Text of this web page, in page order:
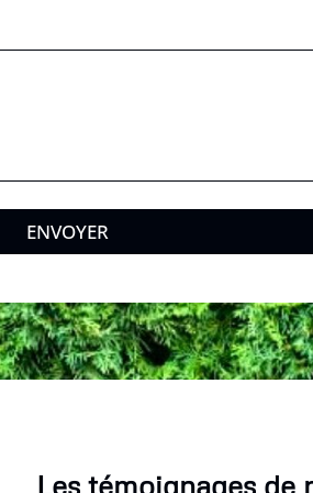
ENVOYER
Les témoignages de